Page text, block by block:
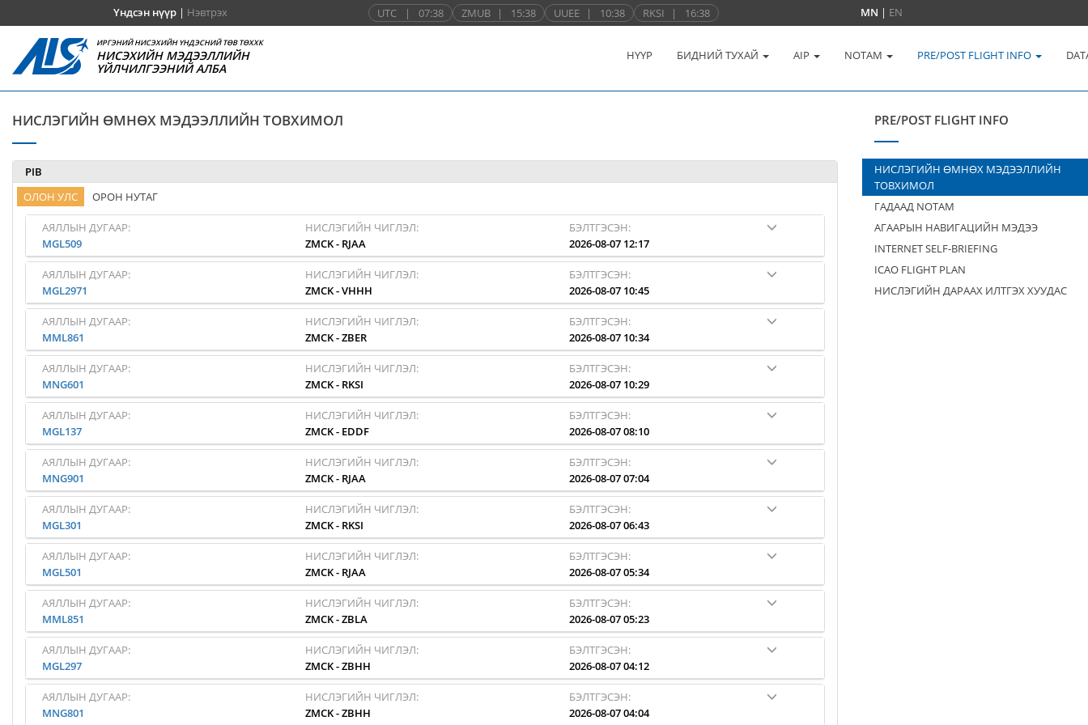
Үндсэн нүүр| Нэвтрэх UTC | 07:38 ZMUB | 15:38 UUEE | 10:38 RKSI | 16:38 MN | EN
ИРГЭНИЙ НИСЭХИЙН ҮНДЭСНИЙ ТӨВ ТӨХХК
НИСЭХИЙН МЭДЭЭЛЛИЙН
ҮЙЛЧИЛГЭЭНИЙ АЛБА
НҮҮР БИДНИЙ ТУХАЙ AIP NOTAM PRE/POST FLIGHT INFO
НИСЛЭГИЙН ӨМНӨХ МЭДЭЭЛЛИЙН ТОВХИМОЛ
PIB
ОЛОН УЛС
ОРОН НУТАГ
АЯЛЛЫН ДУГААР:
MGL509
НИСЛЭГИЙН ЧИГЛЭЛ:
ZMCK- RJAA
БЭЛТГЭСЭН:
2026-08-07 12:17
АЯЛЛЫН ДУГААР:
MGL2971
НИСЛЭГИЙН ЧИГЛЭЛ:
ZMCK-VHHH
БЭЛТГЭСЭН:
2026-08-07 10:45
АЯЛЛЫН ДУГААР:
MML861
НИСЛЭГИЙН ЧИГЛЭЛ:
ZMCK-ZBER
БЭЛТГЭСЭН:
2026-08-07 10:34
АЯЛЛЫН ДУГААР:
MNG601
НИСЛЭГИЙН ЧИГЛЭЛ:
ZMCK- RKSI
БЭЛТГЭСЭН:
2026-08-07 10:29
АЯЛЛЫН ДУГААР:
MGL137
НИСЛЭГИЙН ЧИГЛЭЛ:
ZMCK- EDDF
БЭЛТГЭСЭН:
2026-08-07 08:10
АЯЛЛЫН ДУГААР:
MNG901
НИСЛЭГИЙН ЧИГЛЭЛ:
ZMCK- RJAA
БЭЛТГЭСЭН:
2026-08-07 07:04
АЯЛЛЫН ДУГААР:
MGL301
НИСЛЭГИЙН ЧИГЛЭЛ:
ZMCK- RKSI
БЭЛТГЭСЭН:
2026-08-07 06:43
АЯЛЛЫН ДУГААР:
MGL501
НИСЛЭГИЙН ЧИГЛЭЛ:
ZMCK- RJAA
БЭЛТГЭСЭН:
2026-08-07 05:34
АЯЛЛЫН ДУГААР:
MML851
НИСЛЭГИЙН ЧИГЛЭЛ:
ZMCK-ZBLA
БЭЛТГЭСЭН:
2026-08-07 05:23
АЯЛЛЫН ДУГААР:
MGL297
НИСЛЭГИЙН ЧИГЛЭЛ:
ZMCK-ZBHH
БЭЛТГЭСЭН:
2026-08-07 04:12
АЯЛЛЫН ДУГААР:
MNG801
НИСЛЭГИЙН ЧИГЛЭЛ:
ZMCK-ZBHH
БЭЛТГЭСЭН:
2026-08-07 04:04
PRE/POST FLIGHT INFO
НИСЛЭГИЙН ӨМНӨХ МЭДЭЭЛЛИЙН
ТОВХИМОЛ
ГАДААД NOTAM
АГААРЫН НАВИГАЦИЙН МЭДЭЭ
INTERNET SELF-BRIEFING
ICAO FLIGHT PLAN
НИСЛЭГИЙН ДАРААХ ИЛТГЭХ ХУУДАС